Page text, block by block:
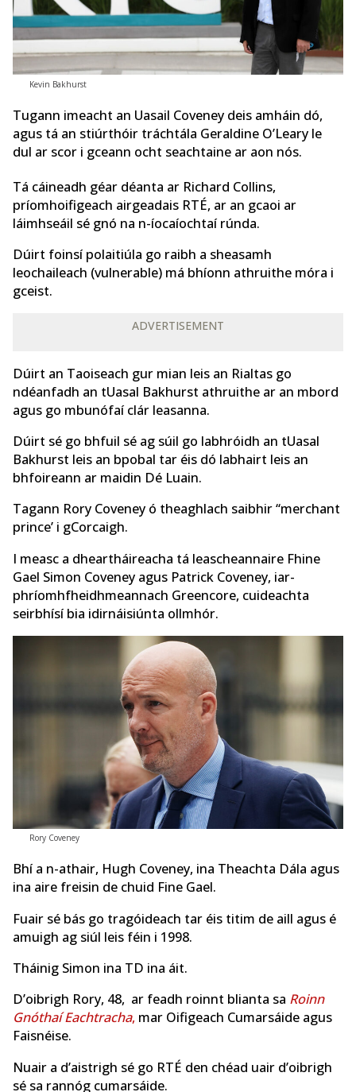
Kevin Bakhurst
Tugann imeacht an Uasail Coveney deis amháin dó,
agus tá an stiúrthóir tráchtála Geraldine O’Leary le
dul ar scor i gceann ocht seachtaine ar aon nós.
Tá cáineadh géar déanta ar Richard Collins,
príomhoifigeach airgeadais RTÉ, ar an gcaoi ar
láimhseáil sé gnó na n-íocaíochtaí rúnda.
Dúirt foinsí polaitiúla go raibh a sheasamh
leochaileach (vulnerable) má bhíonn athruithe móra i
gceist.
ADVERTISEMENT
Dúirt an Taoiseach gur mian leis an Rialtas go
ndéanfadh an tUasal Bakhurst athruithe ar an mbord
agus go mbunófaí clár leasanna.
Dúirt sé go bhfuil sé ag súil go labhróidh an tUasal
Bakhurst leis an bpobal tar éis dó labhairt leis an
bhfoireann ar maidin Dé Luain.
Tagann Rory Coveney ó theaghlach saibhir ‘‘merchant
prince’ i gCorcaigh.
I measc a dheartháireacha tá leascheannaire Fhine
Gael Simon Coveney agus Patrick Coveney, iar-
phríomhfheidhmeannach Greencore, cuideachta
seirbhísí bia idirnáisiúnta ollmhór.
Rory Coveney
Bhí a n-athair, Hugh Coveney, ina Theachta Dála agus
ina aire freisin de chuid Fine Gael.
Fuair sé bás go tragóideach tar éis titim de aill agus é
amuigh ag siúl leis féin i 1998.
Tháinig Simon ina TD ina áit.
D’oibrigh Rory, 48, ar feadh roinnt blianta sa Roinn
Gnóthaí Eachtracha, mar Oifigeach Cumarsáide agus
Faisnéise.
Nuair a d’aistrigh sé go RTÉ den chéad uair d’oibrigh
sé sa rannóg cumarsáide.